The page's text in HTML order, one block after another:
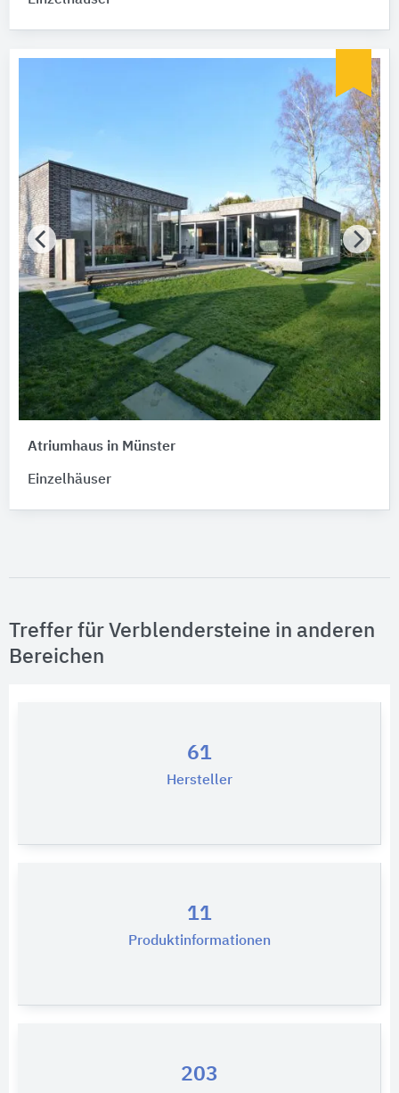
Atriumhaus in Münster
Einzelhäuser
Treffer für Verblendersteine in anderen
Bereichen
61
Hersteller
11
Produktinformationen
203